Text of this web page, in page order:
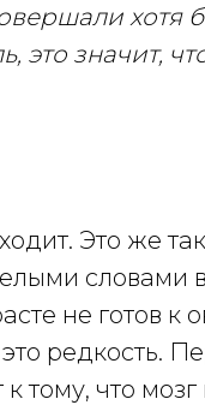
хотя
это значит,
Это же
словами в
не готов к
редкость.
тому, что